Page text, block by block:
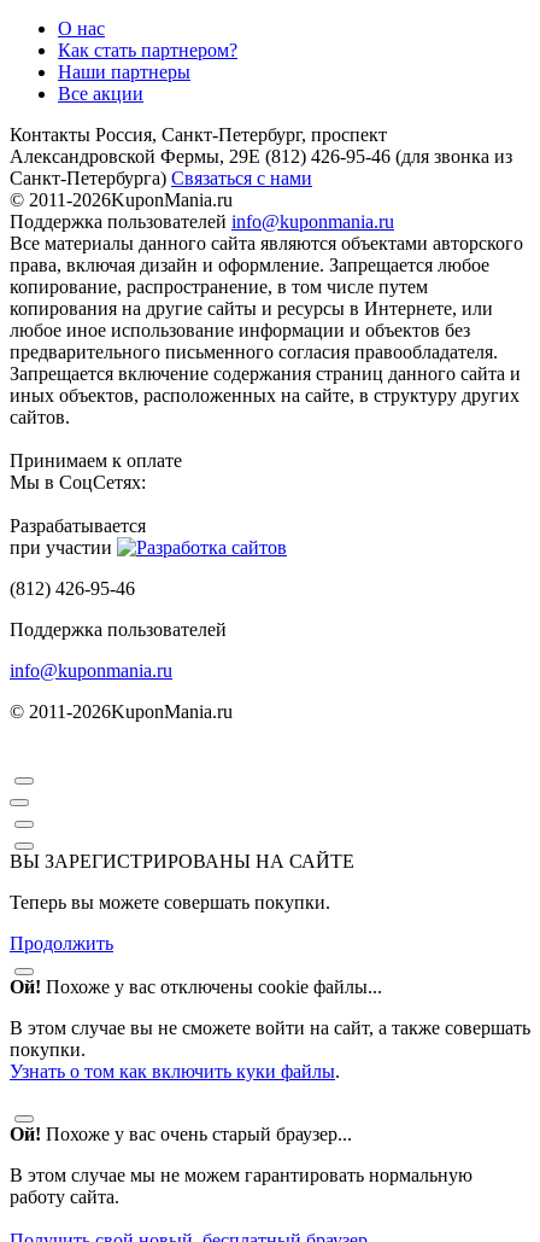
О нас
Как стать партнером?
Наши партнеры
Все акции
Контакты Россия, Санкт-Петербург, проспект
Александровской Фермы, 29Е (812) 426-95-46 (для звонка из
Санкт-Петербурга) Связаться с нами
© 2011-2026KuponMania.ru
Поддержка пользователей info@kuponmania.ru
Все материалы данного сайта являются объектами авторского
права, включая дизайн и оформление. Запрещается любое
копирование, распространение, в том числе путем
копирования на другие сайты и ресурсы в Интернете, или
любое иное использование информации и объектов без
предварительного письменного согласия правообладателя.
Запрещается включение содержания страниц данного сайта и
иных объектов, расположенных на сайте, в структуру других
сайтов.
Принимаем к оплате
Мы в СоцСетях:
Разрабатывается
при участии
(812) 426-95-46
Поддержка пользователей
info@kuponmania.ru
© 2011-2026KuponMania.ru
ВЫ ЗАРЕГИСТРИРОВАНЫ НА САЙТЕ
Теперь вы можете совершать покупки.
Продолжить
Ой! Похоже у вас отключены cookie файлы...
В этом случае вы не сможете войти на сайт, а также совершать
покупки.
Узнать о том как включить куки файлы.
Ой! Похоже у вас очень старый браузер...
В этом случае мы не можем гарантировать нормальную
работу сайта.